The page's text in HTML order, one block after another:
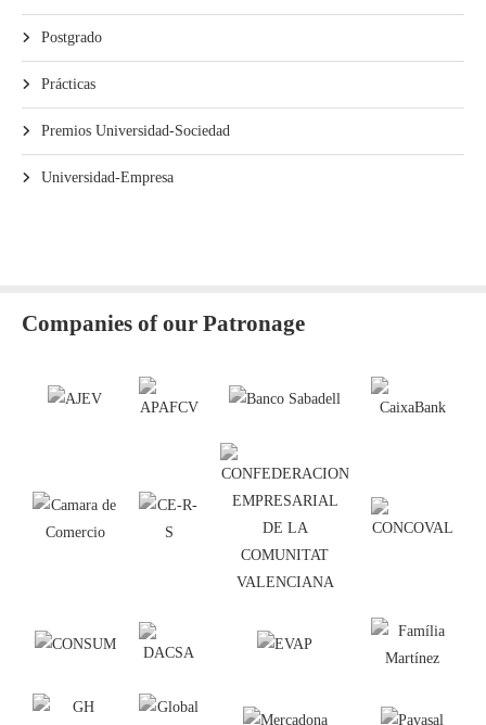
Postgrado
Prácticas
Premios Universidad-Sociedad
Universidad-Empresa
Companies of our Patronage